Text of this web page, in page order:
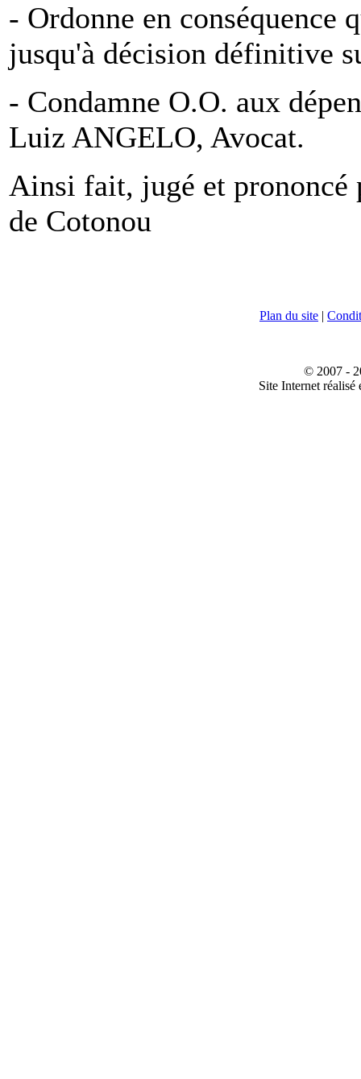
- Ordonne en conséquence
jusqu'à décision définitive
- Condamne O.O. aux
Luiz ANGELO, Avocat.
Ainsi fait, jugé et prononcé
de Cotonou
Plan du site |
© 2007 -
Site Internet réalisé